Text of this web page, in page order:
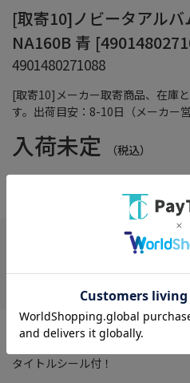
[取寄10]メーカー取寄商品、在庫
す。出荷目安：8-10日（メーカー
[取寄10]ノビータアル
NA160B 青
4901480271088
入荷未定 （税込）
在庫：×
在庫がありま
●写真の量に応じて、背幅が変わ
タイトルシール付！